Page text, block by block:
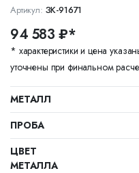
Артикул: ЗК-91671
94 583 ₽*
* характеристики и цена
уточнены при финальном
МЕТАЛЛ
ПРОБА
ЦВЕТ
МЕТАЛЛА